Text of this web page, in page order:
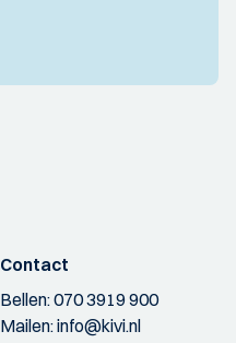
Contact
Bellen:070 3919 900
Mailen:info@kivi.nl